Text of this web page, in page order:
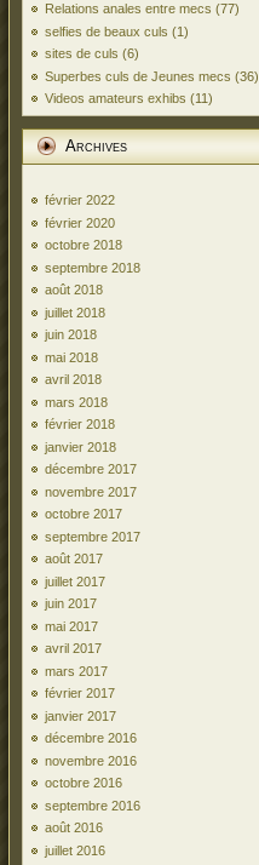
Relations anales entre mecs (77)
selfies de beaux culs (1)
sites de culs (6)
Superbes culs de Jeunes mecs (36)
Videos amateurs exhibs (11)
Archives
février 2022
février 2020
octobre 2018
septembre 2018
août 2018
juillet 2018
juin 2018
mai 2018
avril 2018
mars 2018
février 2018
janvier 2018
décembre 2017
novembre 2017
octobre 2017
septembre 2017
août 2017
juillet 2017
juin 2017
mai 2017
avril 2017
mars 2017
février 2017
janvier 2017
décembre 2016
novembre 2016
octobre 2016
septembre 2016
août 2016
juillet 2016